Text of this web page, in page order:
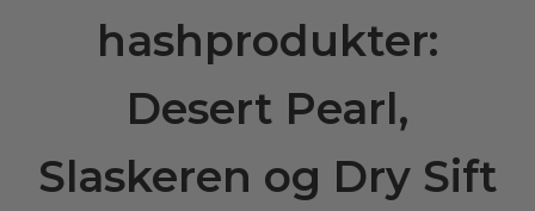
hashprodukter:
Desert Pearl,
Slaskeren og Dry Sift